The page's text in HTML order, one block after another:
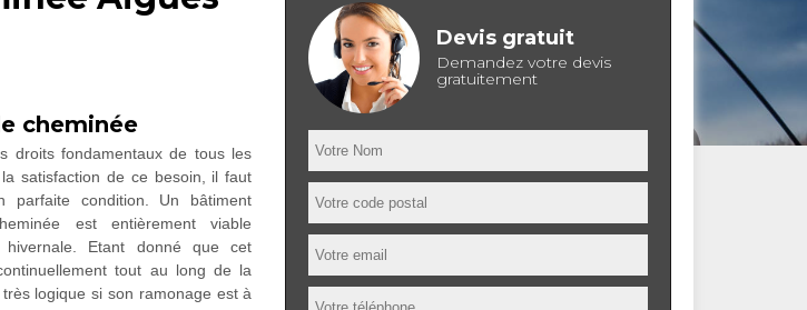
cheminée
droits fondamentaux de tous les
satisfaction de ce besoin, il faut
parfaite condition. Un bâtiment
est entièrement viable
Etant donné que cet
tout au long de la
logique si son ramonage est à
Devis gratuit
Demandez votre devis
gratuitement